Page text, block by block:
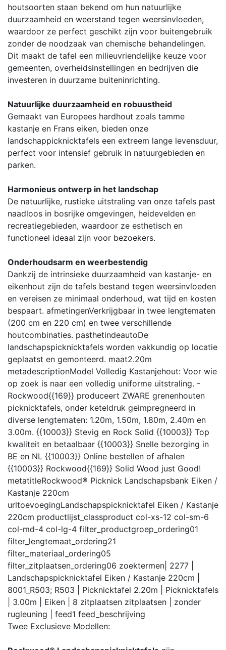
houtsoorten staan bekend om hun natuurlijke
duurzaamheid en weerstand tegen weersinvloeden,
waardoor ze perfect geschikt zijn voor buitengebruik
zonder de noodzaak van chemische behandelingen.
Dit maakt de tafel een milieuvriendelijke keuze voor
gemeenten, overheidsinstellingen en bedrijven die
investeren in duurzame buiteninrichting.
Natuurlijke duurzaamheid en robuustheid
Gemaakt van Europees hardhout zoals tamme
kastanje en Frans eiken, bieden onze
landschappicknicktafels een extreem lange levensduur,
perfect voor intensief gebruik in natuurgebieden en
parken.
Harmonieus ontwerp in het landschap
De natuurlijke, rustieke uitstraling van onze tafels past
naadloos in bosrijke omgevingen, heidevelden en
recreatiegebieden, waardoor ze esthetisch en
functioneel ideaal zijn voor bezoekers.
Onderhoudsarm en weerbestendig
Dankzij de intrinsieke duurzaamheid van kastanje- en
eikenhout zijn de tafels bestand tegen weersinvloeden
en vereisen ze minimaal onderhoud, wat tijd en kosten
bespaart. afmetingenVerkrijgbaar in twee lengtematen
(200 cm en 220 cm) en twee verschillende
houtcombinaties. pasthetindeautoDe
landschapspicknicktafels worden vakkundig op locatie
geplaatst en gemonteerd. maat2.20m
metadescriptionModel Volledig Kastanjehout: Voor wie
op zoek is naar een volledig uniforme uitstraling. -
Rockwood{{169}} produceert ZWARE grenenhouten
picknicktafels, onder keteldruk geimpregneerd in
diverse lengtematen: 1.20m, 1.50m, 1.80m, 2.40m en
3.00m. {{10003}} Stevig en Rock Solid {{10003}} Top
kwaliteit en betaalbaar {{10003}} Snelle bezorging in
BE en NL {{10003}} Online bestellen of afhalen
{{10003}} Rockwood{{169}} Solid Wood just Good!
metatitleRockwood® Picknick Landschapsbank Eiken /
Kastanje 220cm
urltoevoegingLandschapspicknicktafel Eiken / Kastanje
220cm productlijst_classproduct col-xs-12 col-sm-6
col-md-4 col-lg-4 filter_productgroep_ordering01
filter_lengtemaat_ordering21
filter_materiaal_ordering05
filter_zitplaatsen_ordering06 zoektermen | 2277 |
Landschapspicknicktafel Eiken / Kastanje 220cm |
8001_R503; R503 | Picknicktafel 2.20m | Picknicktafels
| 3.00m | Eiken | 8 zitplaatsen zitplaatsen | zonder
rugleuning |
feed1 feed_beschrijving
Twee Exclusieve Modellen: